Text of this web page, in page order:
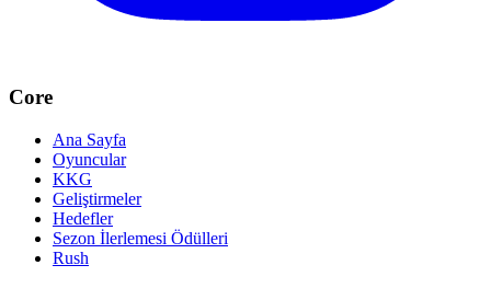
Core
Ana Sayfa
Oyuncular
KKG
Geliştirmeler
Hedefler
Sezon İlerlemesi Ödülleri
Rush